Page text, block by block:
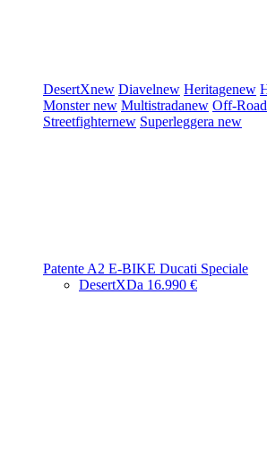
DesertXnew Diavelnew Heritagenew
Monsternew Multistradanew Off-Road
Streetfighternew Superleggera new
Patente A2 E-BIKE Ducati Speciale
DesertXDa 16.990 €